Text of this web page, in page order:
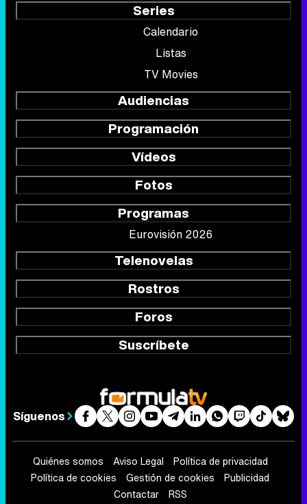
Series
Calendario
Listas
TV Movies
Audiencias
Programación
Vídeos
Fotos
Programas
Eurovisión 2026
Telenovelas
Rostros
Foros
Suscríbete
Síguenos
Quiénes somos Aviso Legal
Política de privacidad
Política de cookies
Gestión de cookies
Publicidad
Contactar
RSS